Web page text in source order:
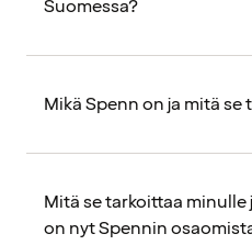
Suomessa?
Mikä Spenn on ja mitä se
Mitä se tarkoittaa minulle
on nyt Spennin